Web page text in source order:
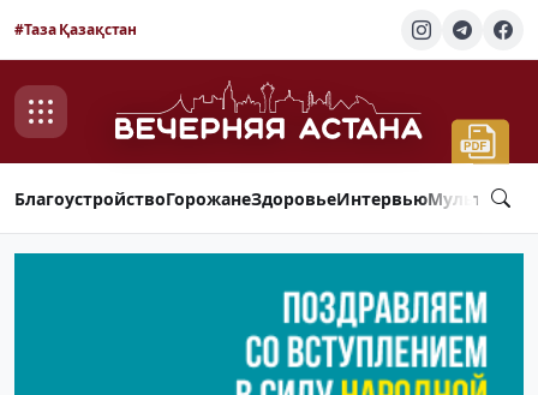
#Таза Қазақстан
БлагоустройствоГорожанеЗдоровьеИнтервью